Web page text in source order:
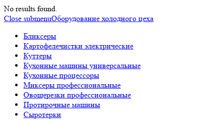
No results found.
Close submenuОборудование холодного цеха
Бликсеры
Картофелечистки электрические
Куттеры
Кухонные машины универсальные
Кухонные процессоры
Миксеры профессиональные
Овощерезки профессиональные
Протирочные машины
Сыротерки